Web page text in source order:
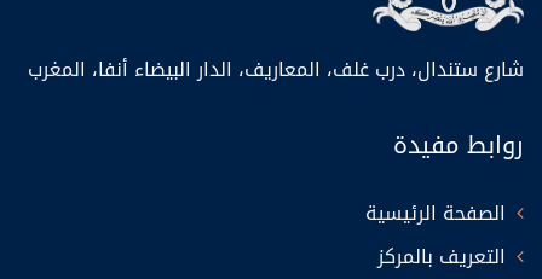
شارع ستندال، درب غلف، المعاريف، الدار البيضاء أنفا، المغرب
روابط مفيدة
الصفحة الرئيسية
التعريف بالمركز